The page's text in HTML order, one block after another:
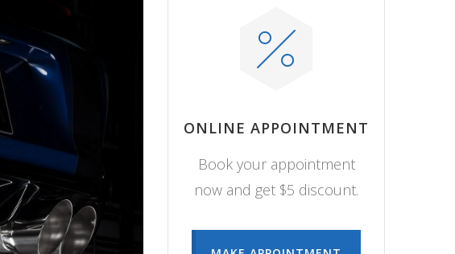
ONLINE APPOINTMENT
Book your appointment
now and get $5 discount.